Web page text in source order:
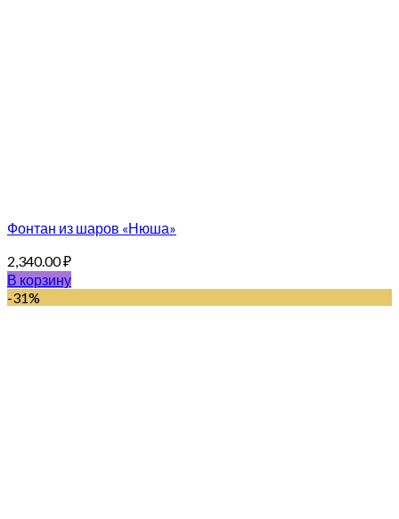
Фонтан из шаров «Нюша»
2,340.00₽
В корзину
-31%